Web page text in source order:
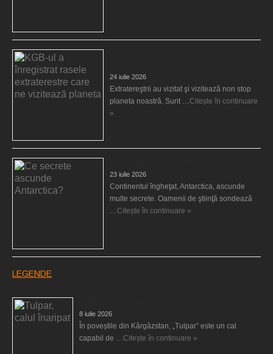
24 iulie 2026
Extratereştrii au vizitat şi vizitează non stop
planeta noastră. Sunt …Citește în continuare
»
23 iulie 2026
Continentul îngheţat, Antarctica, ascunde
multe secrete. Oamenii de ştiinţă sondează
…Citește în continuare »
LEGENDE
8 iulie 2026
În poveștile din Kârgâzstan, „Tulpar” este un cal
capabil de …Citește în continuare »